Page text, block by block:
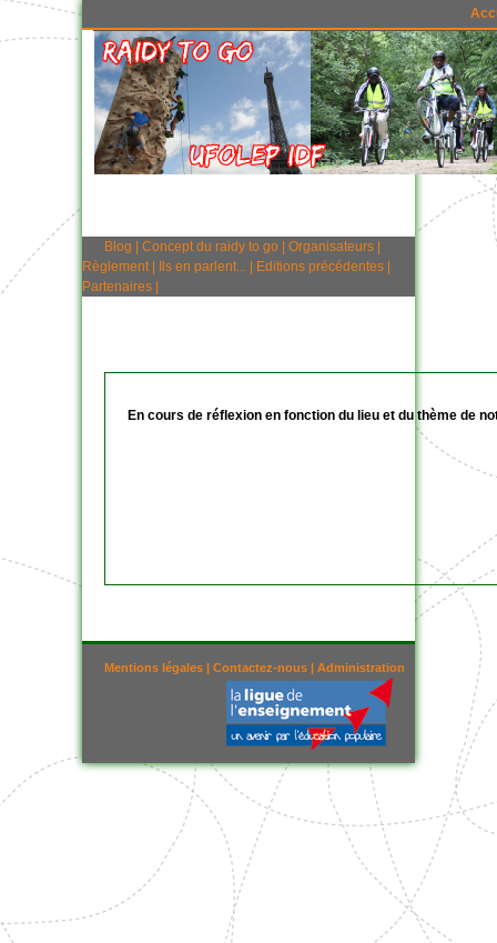
Blog Concept du raidy to go Organisateurs
Règlement| Ils en parlent... Editions précédentes
Partenaires
En cours de réflexion en fonction du lieu et du thème de
Mentions légales | Contactez-nous | Administration